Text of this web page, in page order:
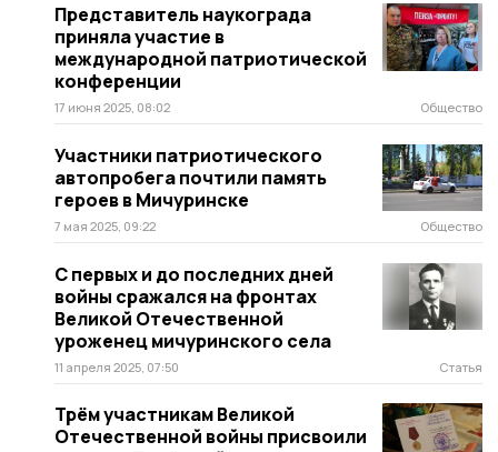
Представитель наукограда
приняла участие в
международной патриотической
конференции
17 июня 2025, 08:02 Общество
Участники патриотического
автопробега почтили память
героев в Мичуринске
7 мая 2025, 09:22 Общество
С первых и до последних дней
войны сражался на фронтах
Великой Отечественной
уроженец мичуринского села
11 апреля 2025, 07:50 Статья
Трём участникам Великой
Отечественной войны присвоили